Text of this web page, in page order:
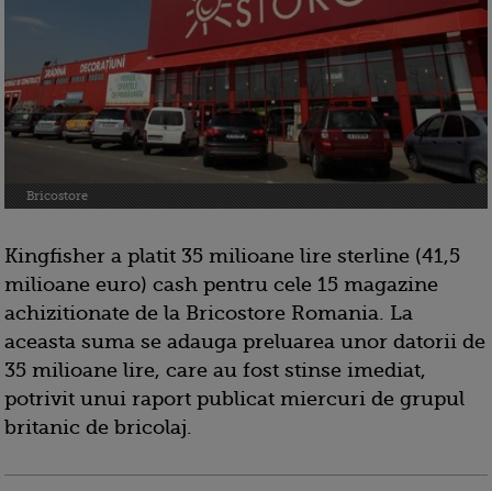
Bricostore
Kingfisher a platit 35 milioane lire sterline (41,5
milioane euro) cash pentru cele 15 magazine
achizitionate de la Bricostore Romania. La
aceasta suma se adauga preluarea unor datorii de
35 milioane lire, care au fost stinse imediat,
potrivit unui raport publicat miercuri de grupul
britanic de bricolaj.